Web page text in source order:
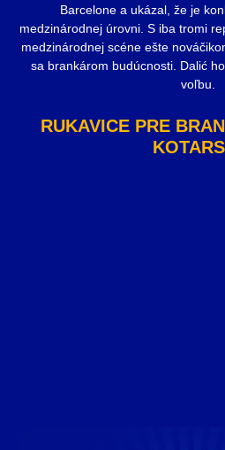
Barcelone a ukázal, že je
medzinárodnej úrovni. S iba tromi
medzinárodnej scéne ešte
sa brankárom budúcnosti. Dalić
voľbu.
RUKAVICE PRE